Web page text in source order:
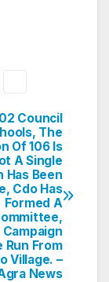
Council
The
Of 106 Is
A Single
Has Been
Cdo Has
Formed A
Run From
Village. –
News